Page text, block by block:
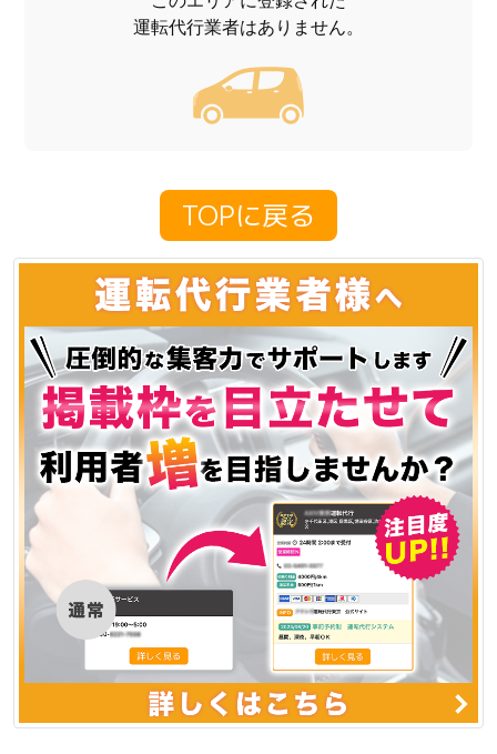
運転代行業者はありません。
TOPに戻る